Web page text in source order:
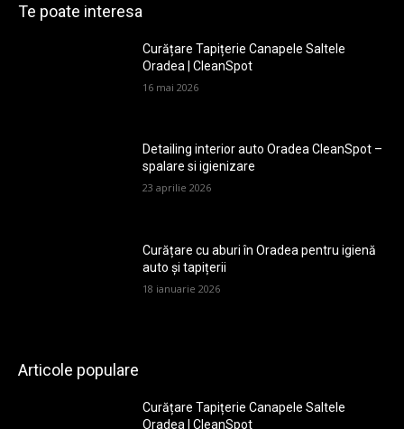
Te poate interesa
Curățare Tapițerie Canapele Saltele
Oradea | CleanSpot
16 mai 2026
Detailing interior auto Oradea CleanSpot –
spalare si igienizare
23 aprilie 2026
Curățare cu aburi în Oradea pentru igienă
auto și tapițerii
18 ianuarie 2026
Articole populare
Curățare Tapițerie Canapele Saltele
Oradea | CleanSpot